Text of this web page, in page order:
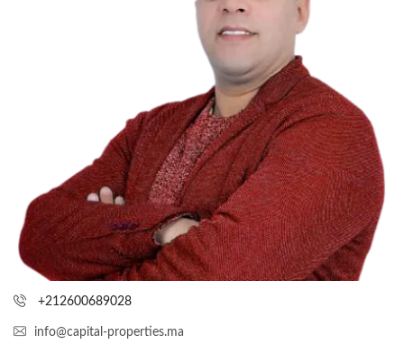
m
p
i
+212600689028
info@capital-properties.ma